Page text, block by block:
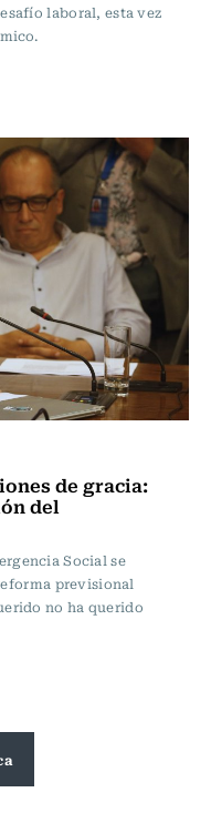
laboral, esta vez
de gracia:
del
Social se
previsional
no ha querido